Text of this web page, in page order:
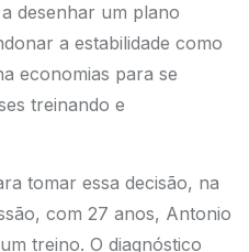
desenhar um plano
a estabilidade como
economias para se
treinando e
tomar essa decisão, na
com 27 anos, Antonio
treino. O diagnóstico